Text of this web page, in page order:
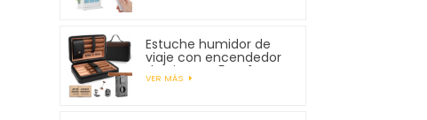
Estuche humidor de
viaje con encendedor
de cigarros 5 en 1,
capacidad para 7
VER MÁS